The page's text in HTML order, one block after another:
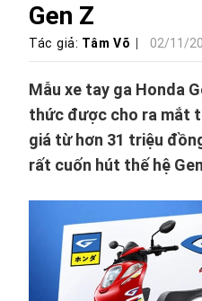
Gen Z
Tác giả: Tâm Võ 02/11/
Mẫu xe tay ga Honda
thức được cho ra mắt
giá từ hơn 31 triệu
rất cuốn hút thế hệ